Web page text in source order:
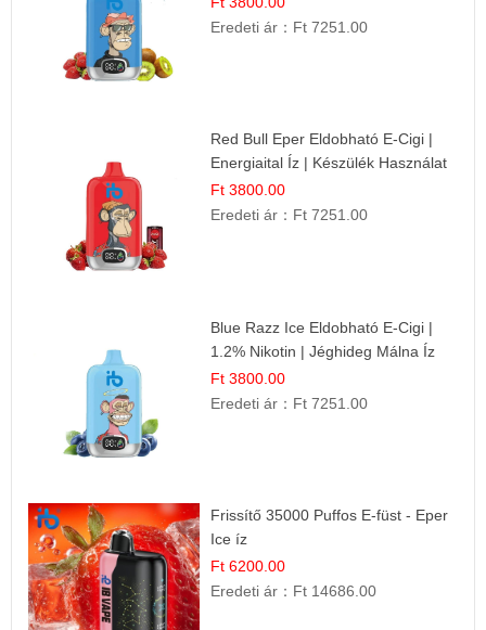
Eredeti ár： Ft 7251.00
Red Bull Eper Eldobható E-Cigi |
Energiaital Íz | Készülék Használat
Ft 3800.00
Eredeti ár： Ft 7251.00
Blue Razz Ice Eldobható E-Cigi |
1.2% Nikotin | Jéghideg Málna Íz
Ft 3800.00
Eredeti ár： Ft 7251.00
Frissítő 35000 Puffos E-füst - Eper
Ice íz
Ft 6200.00
Eredeti ár： Ft 14686.00